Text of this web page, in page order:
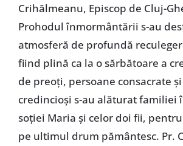
Crihălmeanu, Episcop de Cluj-
Prohodul înmormântării s-au
atmosferă de profundă
fiind plină ca la o sărbătoare a
de preoți, persoane consacrate
credincioși s-au alăturat familiei
soției Maria și celor doi fii,
pe ultimul drum pământesc. Pr.